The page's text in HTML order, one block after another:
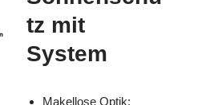
tz mit
System
Makellose Optik: